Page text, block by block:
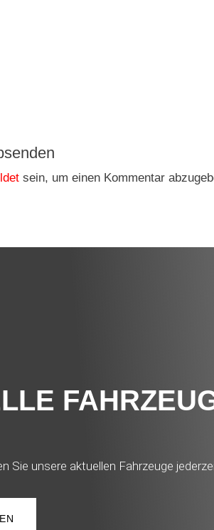
sein, um einen Kommentar
Sie unsere aktuellen Fahrzeuge